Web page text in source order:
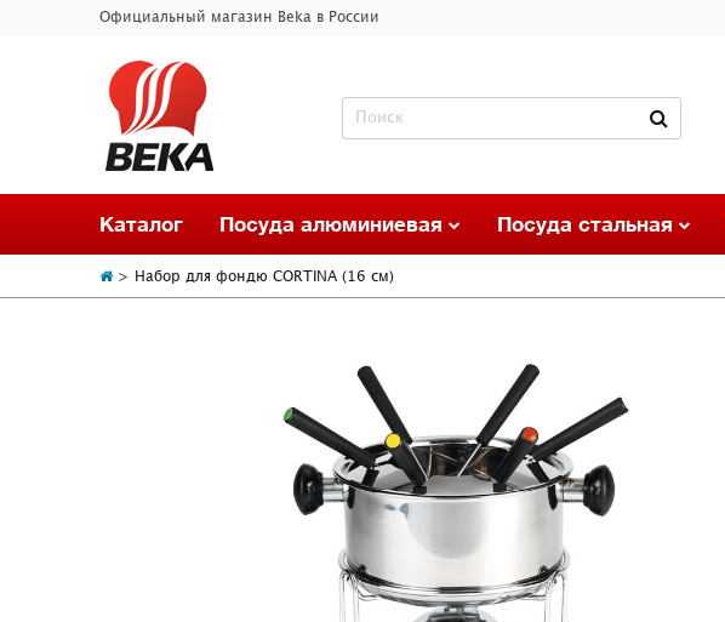
Официальный магазин Beka в России
Каталог Посуда алюминиевая Посуда стальная
Набор для фондю CORTINA (16 см)